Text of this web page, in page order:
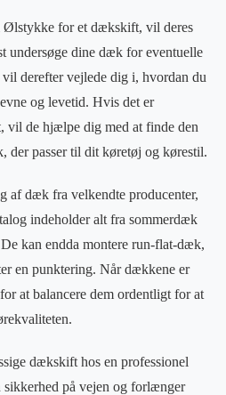
Ølstykke for et dækskift, vil deres
undersøge dine dæk for eventuelle
derefter vejlede dig i, hvordan du
og levetid. Hvis det er
vil de hjælpe dig med at finde den
der passer til dit køretøj og kørestil.
af dæk fra velkendte producenter,
indeholder alt fra sommerdæk
kan endda montere run-flat-dæk,
en punktering. Når dækkene er
at balancere dem ordentligt for at
dækskift hos en professionel
på vejen og forlænger